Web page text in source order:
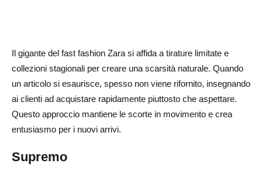
Il gigante del fast fashion Zara si affida a tirature limitate e
collezioni stagionali per creare una scarsità naturale. Quando
un articolo si esaurisce, spesso non viene rifornito, insegnando
ai clienti ad acquistare rapidamente piuttosto che aspettare.
Questo approccio mantiene le scorte in movimento e crea
entusiasmo per i nuovi arrivi.
Supremo